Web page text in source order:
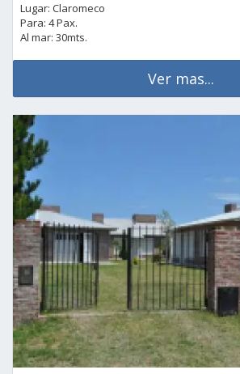
Lugar: Claromeco
Para: 4 Pax.
Al mar: 30mts.
Ver mas...